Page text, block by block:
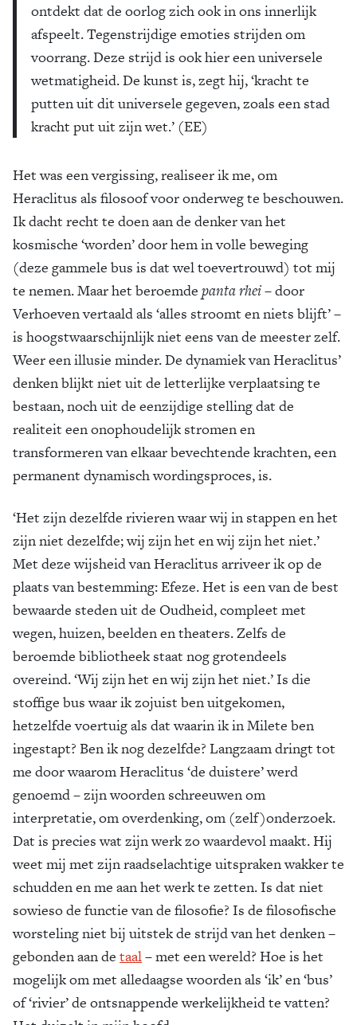
ontdekt dat de oorlog zich ook in ons innerlijk
afspeelt. Tegenstrijdige emoties strijden om
voorrang. Deze strijd is ook hier een universele
wetmatigheid. De kunst is, zegt hij, ‘kracht te
putten uit dit universele gegeven, zoals een stad
kracht put uit zijn wet.’ (EE)
Het was een vergissing, realiseer ik me, om
Heraclitus als filosoof voor onderweg te beschouwen.
Ik dacht recht te doen aan de denker van het
kosmische ‘worden’ door hem in volle beweging
(deze gammele bus is dat wel toevertrouwd) tot mij
te nemen. Maar het beroemde panta rhei– door
Verhoeven vertaald als ‘alles stroomt en niets blijft’ –
is hoogstwaarschijnlijk niet eens van de meester zelf.
Weer een illusie minder. De dynamiek van Heraclitus’
denken blijkt niet uit de letterlijke verplaatsing te
bestaan, noch uit de eenzijdige stelling dat de
realiteit een onophoudelijk stromen en
transformeren van elkaar bevechtende krachten, een
permanent dynamisch wordingsproces, is.
‘Het zijn dezelfde rivieren waar wij in stappen en het
zijn niet dezelfde; wij zijn het en wij zijn het niet.’
Met deze wijsheid van Heraclitus arriveer ik op de
plaats van bestemming: Efeze. Het is een van de best
bewaarde steden uit de Oudheid, compleet met
wegen, huizen, beelden en theaters. Zelfs de
beroemde bibliotheek staat nog grotendeels
overeind. ‘Wij zijn het en wij zijn het niet.’ Is die
stoffige bus waar ik zojuist ben uitgekomen,
hetzelfde voertuig als dat waarin ik in Milete ben
ingestapt? Ben ik nog dezelfde? Langzaam dringt tot
me door waarom Heraclitus ‘de duistere’ werd
genoemd – zijn woorden schreeuwen om
interpretatie, om overdenking, om (zelf)onderzoek.
Dat is precies wat zijn werk zo waardevol maakt. Hij
weet mij met zijn raadselachtige uitspraken wakker te
schudden en me aan het werk te zetten. Is dat niet
sowieso de functie van de filosofie? Is de filosofische
worsteling niet bij uitstek de strijd van het denken –
gebonden aan de taal– met een wereld? Hoe is het
mogelijk om met alledaagse woorden als ‘ik’ en ‘bus’
of ‘rivier’ de ontsnappende werkelijkheid te vatten?